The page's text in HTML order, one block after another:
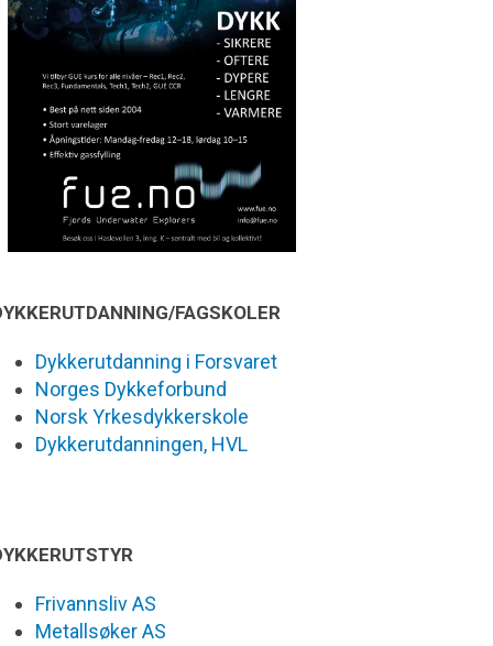
FAGSKOLER
Dykkerutdanning i Forsvaret
Norges Dykkeforbund
Norsk Yrkesdykkerskole
Dykkerutdanningen, HVL
Frivannsliv AS
Metallsøker AS